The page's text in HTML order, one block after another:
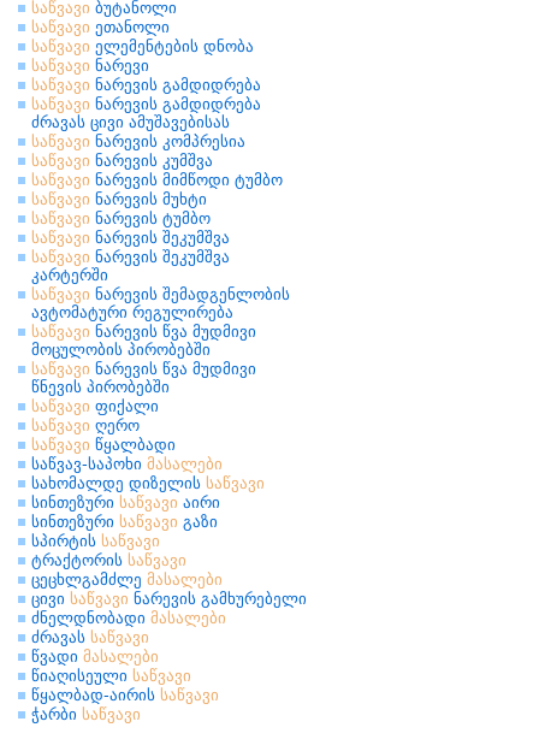
საწვავი ბუტანოლი
საწვავი ეთანოლი
საწვავი ელემენტების დნობა
საწვავი ნარევი
საწვავი ნარევის გამდიდრება
საწვავი ნარევის გამდიდრება
ძრავას ცივი ამუშავებისას
საწვავი ნარევის კომპრესია
საწვავი ნარევის კუმშვა
საწვავი ნარევის მიმწოდი ტუმბო
საწვავი ნარევის მუხტი
საწვავი ნარევის ტუმბო
საწვავი ნარევის შეკუმშვა
საწვავი ნარევის შეკუმშვა
კარტერში
საწვავი ნარევის შემადგენლობის
ავტომატური რეგულირება
საწვავი ნარევის წვა მუდმივი
მოცულობის პირობებში
საწვავი ნარევის წვა მუდმივი
წნევის პირობებში
საწვავი ფიქალი
საწვავი ღერო
საწვავი წყალბადი
საწვავ-საპოხი მასალები
სახომალდე დიზელის საწვავი
სინთეზური საწვავი აირი
სინთეზური საწვავი გაზი
სპირტის საწვავი
ტრაქტორის საწვავი
ცეცხლგამძლე მასალები
ცივი საწვავი ნარევის გამხურებელი
ძნელდნობადი მასალები
ძრავას საწვავი
წვადი მასალები
წიაღისეული საწვავი
წყალბად-აირის საწვავი
ჭარბი საწვავი